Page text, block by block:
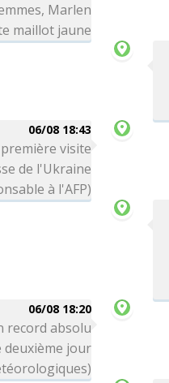
Marlen
maillot jaune
06/08 18:43
visite
de l'Ukraine
à l'AFP)
06/08 18:20
record absolu
jour